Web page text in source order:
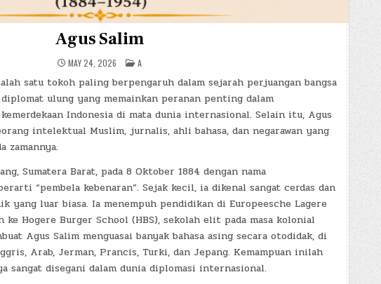
Agus Salim
MAY 24, 2026 POSTED
IN
A
satu tokoh paling berpengaruh dalam sejarah perjuangan bangsa
ulung yang memainkan peranan penting dalam
Indonesia di mata dunia internasional. Selain itu, Agus
intelektual Muslim, jurnalis, ahli bahasa, dan negarawan yang
zamannya.
Sumatera Barat, pada 8 Oktober 1884 dengan nama
“pembela kebenaran”. Sejak kecil, ia dikenal sangat cerdas dan
yang luar biasa. Ia menempuh pendidikan di Europeesche Lagere
ke Hogere Burger School (HBS), sekolah elit pada masa kolonial
Agus Salim menguasai banyak bahasa asing secara otodidak, di
Arab, Jerman, Prancis, Turki, dan Jepang. Kemampuan inilah
sangat disegani dalam dunia diplomasi internasional.